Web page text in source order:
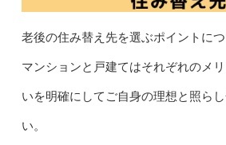
老後の住み替え先を選ぶポイントにつ
マンションと戸建てはそれぞれのメ
いを明確にしてご自身の理想と照ら
い。